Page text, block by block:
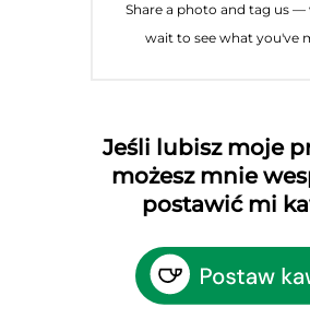
Share a photo and tag us —
wait to see what you've
Jeśli lubisz moje
możesz mnie
postawić mi